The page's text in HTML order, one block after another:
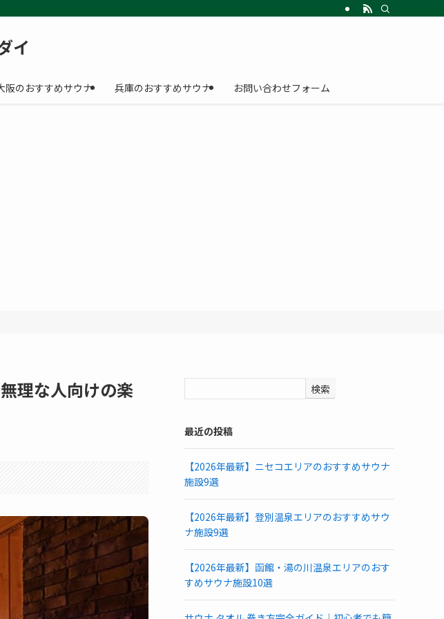
イ
阪のおすすめサウナ 兵庫のおすすめサウナ お問い合わせフォーム
理な人向けの楽
検索
最近の投稿
【2026年最新】ニセコエリアのおすすめサウナ
施設9選
【2026年最新】登別温泉エリアのおすすめサウ
ナ施設9選
【2026年最新】函館・湯の川温泉エリアのおす
すめサウナ施設10選